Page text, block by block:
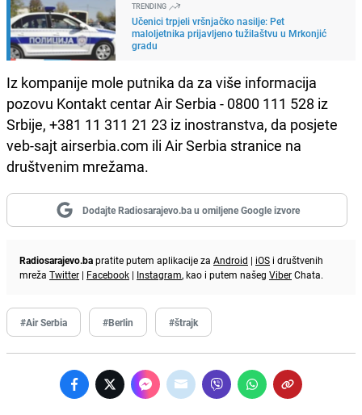
TRENDING
Učenici trpjeli vršnjačko nasilje: Pet
maloljetnika prijavljeno tužilaštvu u Mrkonjić
gradu
Iz kompanije mole putnika da za više informacija
pozovu Kontakt centar Air Serbia - 0800 111 528 iz
Srbije, +381 11 311 21 23 iz inostranstva, da posjete
veb-sajt airserbia.com ili Air Serbia stranice na
društvenim mrežama.
Dodajte Radiosarajevo.ba u omiljene Google izvore
Radiosarajevo.bapratite putem aplikacije za Android | iOS i društvenih
mreža Twitter | Facebook | Instagram, kao i putem našeg ViberChata.
#Air Serbia #Berlin #štrajk